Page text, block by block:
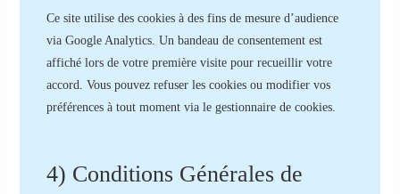
Ce site utilise des cookies à des fins de mesure d’audience
via Google Analytics. Un bandeau de consentement est
affiché lors de votre première visite pour recueillir votre
accord. Vous pouvez refuser les cookies ou modifier vos
préférences à tout moment via le gestionnaire de cookies.
4) Conditions Générales de